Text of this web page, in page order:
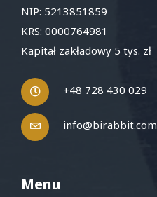
NIP: 5213851859
KRS: 0000764981
Kapitał zakładowy 5 tys. zł
+48 728 430 029
info@birabbit.com
Menu